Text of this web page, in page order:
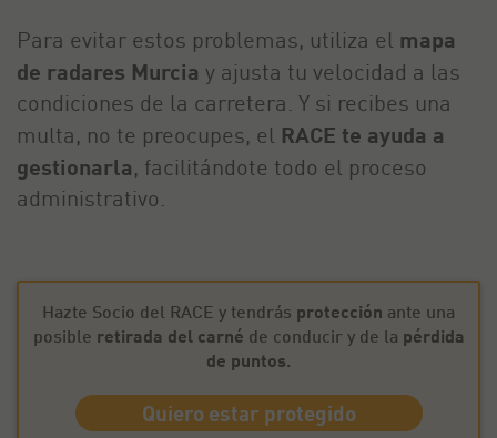
Para evitar estos problemas, utiliza el mapa
de radares Murcia y ajusta tu velocidad a las
condiciones de la carretera. Y si recibes una
multa, no te preocupes, el RACE te ayuda a
gestionarla, facilitándote todo el proceso
administrativo.
Hazte Socio del RACE y tendrás protección ante una
posible retirada del carné de conducir y de la pérdida
de puntos.
Quiero estar protegido